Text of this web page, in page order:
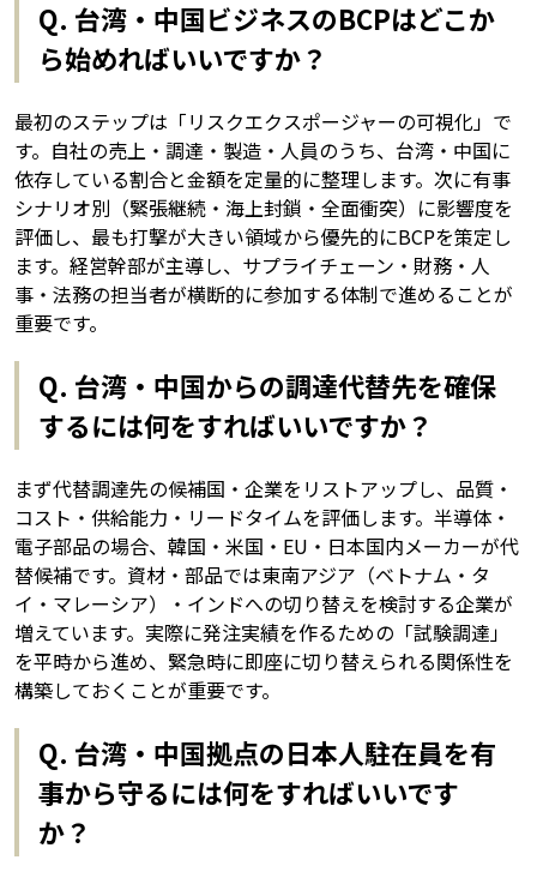
Q. 台湾・中国ビジネスのBCPはどこか
ら始めればいいですか？
最初のステップは「リスクエクスポージャーの可視化」で
す。自社の売上・調達・製造・人員のうち、台湾・中国に
依存している割合と金額を定量的に整理します。次に有事
シナリオ別（緊張継続・海上封鎖・全面衝突）に影響度を
評価し、最も打撃が大きい領域から優先的にBCPを策定し
ます。経営幹部が主導し、サプライチェーン・財務・人
事・法務の担当者が横断的に参加する体制で進めることが
重要です。
Q. 台湾・中国からの調達代替先を確保
するには何をすればいいですか？
まず代替調達先の候補国・企業をリストアップし、品質・
コスト・供給能力・リードタイムを評価します。半導体・
電子部品の場合、韓国・米国・EU・日本国内メーカーが代
替候補です。資材・部品では東南アジア（ベトナム・タ
イ・マレーシア）・インドへの切り替えを検討する企業が
増えています。実際に発注実績を作るための「試験調達」
を平時から進め、緊急時に即座に切り替えられる関係性を
構築しておくことが重要です。
Q. 台湾・中国拠点の日本人駐在員を有
事から守るには何をすればいいです
か？